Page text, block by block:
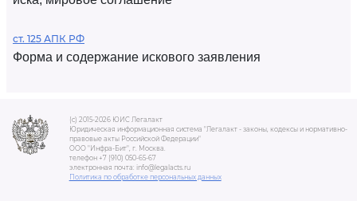
ст. 125 АПК РФ
Форма и содержание искового заявления
(c) 2015-2026 ЮИС Легалакт
Юридическая информационная система "Легалакт - законы, кодексы и нормативно-
правовые акты Российской Федерации"
ООО "Инфра-Бит", г. Москва.
телефон +7 (910) 050-65-67
электронная почта: info@legalacts.ru
Политика по обработке персональных данных